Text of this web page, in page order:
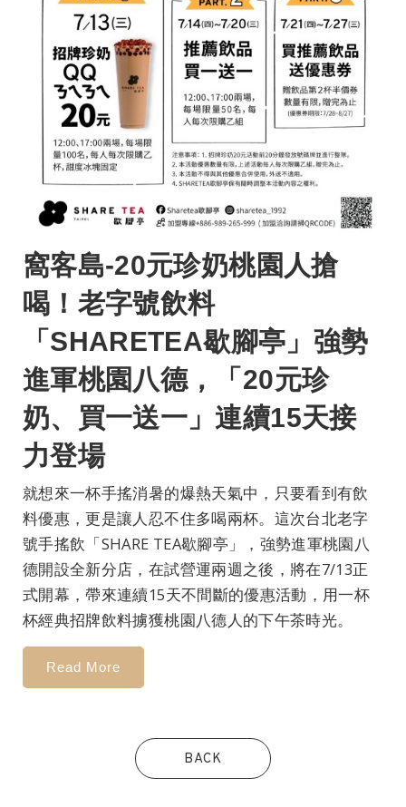
窩客島-20元珍奶桃園人搶
喝！老字號飲料
「SHARETEA歇腳亭」強勢
進軍桃園八德，「20元珍
奶、買一送一」連續15天接
力登場
就想來一杯手搖消暑的爆熱天氣中，只要看到有飲
料優惠，更是讓人忍不住多喝兩杯。這次台北老字
號手搖飲「SHARE TEA歇腳亭」，強勢進軍桃園八
德開設全新分店，在試營運兩週之後，將在7/13正
式開幕，帶來連續15天不間斷的優惠活動，用一杯
杯經典招牌飲料擄獲桃園八德人的下午茶時光。
Read More
BACK